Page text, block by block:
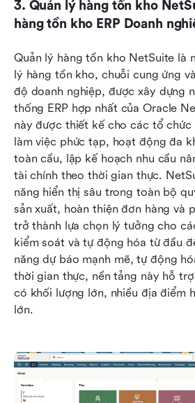
3. Quản lý hàng tồn kho
hàng tồn kho ERP Doanh
Quản lý hàng tồn kho NetSuite là
lý hàng tồn kho, chuỗi cung ứng
độ doanh nghiệp, được xây dựng
thống ERP hợp nhất của Oracle
này được thiết kế cho các tổ
làm việc phức tạp, hoạt động đa
toàn cầu, lập kế hoạch nhu cầu
tài chính theo thời gian thực.
năng hiển thị sâu trong toàn bộ
sản xuất, hoàn thiện đơn hàng và
trở thành lựa chọn lý tưởng cho
kiểm soát và tự động hóa từ đầu
năng dự báo mạnh mẽ, tự động
thời gian thực, nền tảng này hỗ
có khối lượng lớn, nhiều địa điểm
lớn.